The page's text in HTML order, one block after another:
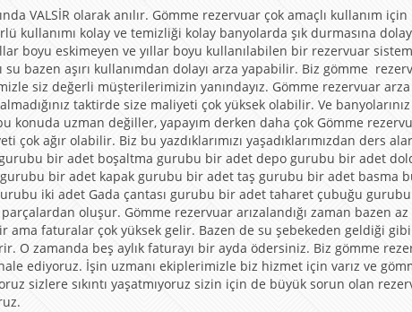
VALSİR olarak anılır. Gömme rezervuar çok amaçlı kullanım için
kullanımı kolay ve temizliği kolay banyolarda şık durmasına
boyu eskimeyen ve yıllar boyu kullanılabilen bir rezervuar
bazen aşırı kullanımdan dolayı arza yapabilir. Biz gömme
siz değerli müşterilerimizin yanındayız. Gömme rezervuar arza
taktirde size maliyeti çok yüksek olabilir. Ve banyolarınız
konuda uzman değiller, yapayım derken daha çok Gömme
ağır olabilir. Biz bu yazdıklarımızı yaşadıklarımızdan ders
bir adet boşaltma gurubu bir adet depo gurubu bir adet
bir adet kapak gurubu bir adet taş gurubu bir adet basma
iki adet Gada çantası gurubu bir adet taharet çubuğu
oluşur. Gömme rezervuar arızalandığı zaman bazen az
ama faturalar çok yüksek gelir. Bazen de su şebekeden geldiği gibi
O zamanda beş aylık faturayı bir ayda ödersiniz. Biz gömme
ediyoruz. İşin uzmanı ekiplerimizle biz hizmet için varız ve
sizlere sıkıntı yaşatmıyoruz sizin için de büyük sorun olan